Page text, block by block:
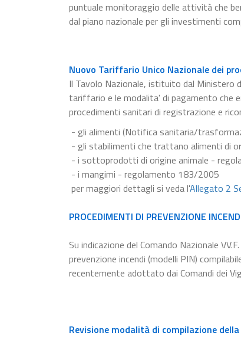
puntuale monitoraggio delle attività che
dal piano nazionale per gli investimenti
Nuovo Tariffario Unico Nazionale dei
Il Tavolo Nazionale, istituito dal Ministero
tariffario e le modalita' di pagamento che
procedimenti sanitari di registrazione e
- gli alimenti (Notifica sanitaria/
- gli stabilimenti che trattano alimenti di
- i sottoprodotti di origine animale -
- i mangimi - regolamento 183/2005
per maggiori dettagli si veda l'Allegato 2
PROCEDIMENTI DI PREVENZIONE
Su indicazione del Comando Nazionale
prevenzione incendi (modelli PIN)
recentemente adottato dai Comandi dei
Revisione modalità di compilazione